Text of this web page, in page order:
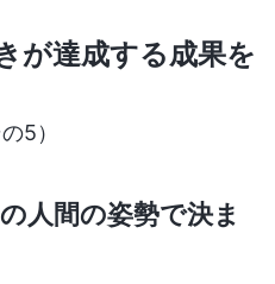
が達成する成果を
5）
人間の姿勢で決ま